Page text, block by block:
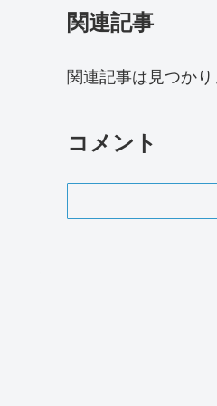
関連記事
関連記事は見つかり
コメント